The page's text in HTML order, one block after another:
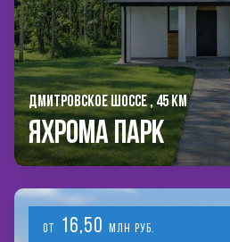
ДМИТРОВСКОЕ ШОССЕ , 45 КМ
Яхрома Парк
от 16,50 млн руб.